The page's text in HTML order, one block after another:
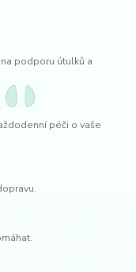
podporu útulků a
péči o vaše